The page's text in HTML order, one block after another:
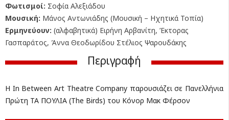
Φωτισμοί: Σοφία Αλεξιάδου
Μουσική: Μάνος Αντωνιάδης (Μουσική – Ηχητικά Τοπία)
Ερμηνεύουν: (αλφαβητικά) Ειρήνη Αρβανίτη, Έκτορας
Γασπαράτος, Άννα Θεοδωρίδου Στέλιος Ψαρουδάκης
Περιγραφή
H In Between Art Theatre Company παρουσιάζει σε Πανελλήνια
Πρώτη ΤΑ ΠΟΥΛΙΑ (The Birds) του Κόνορ Μακ Φέρσον